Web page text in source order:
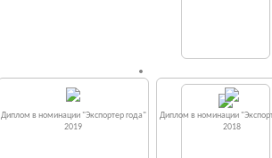
Диплом в номинации "Экспортер года"
2019
Диплом в номинации
2018